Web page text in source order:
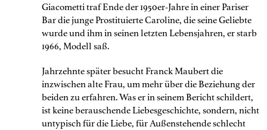
Giacometti traf Ende der 1950er-Jahre in einer Pariser
Bar die junge Prostituierte Caroline, die seine Geliebte
wurde und ihm in seinen letzten Lebensjahren, er starb
1966, Modell saß.
Jahrzehnte später besucht Franck Maubert die
inzwischen alte Frau, um mehr über die Beziehung der
beiden zu erfahren. Was er in seinem Bericht schildert,
ist keine berauschende Liebesgeschichte, sondern, nicht
untypisch für die Liebe, für Außenstehende schlecht